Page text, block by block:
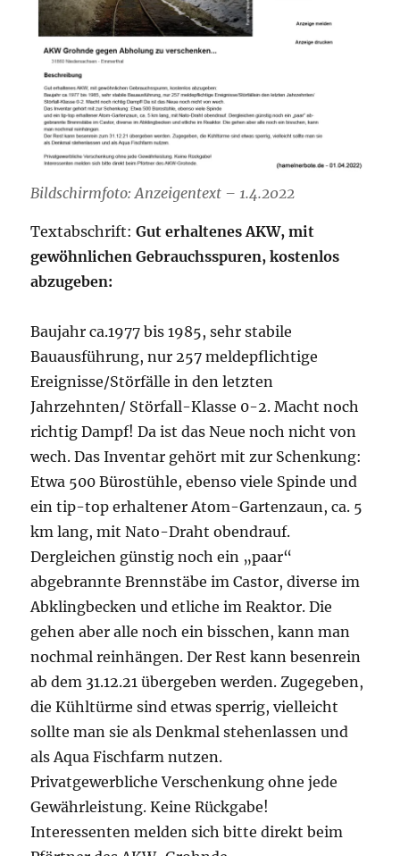
Bildschirmfoto: Anzeigentext – 1.4.2022
Textabschrift:Gut erhaltenes AKW, mit
gewöhnlichen Gebrauchsspuren, kostenlos
abzugeben:
Baujahr ca.1977 bis 1985, sehr stabile
Bauausführung, nur 257 meldepflichtige
Ereignisse/Störfälle in den letzten
Jahrzehnten/ Störfall-Klasse 0-2. Macht noch
richtig Dampf! Da ist das Neue noch nicht von
wech. Das Inventar gehört mit zur Schenkung:
Etwa 500 Bürostühle, ebenso viele Spinde und
ein tip-top erhaltener Atom-Gartenzaun, ca. 5
km lang, mit Nato-Draht obendrauf.
Dergleichen günstig noch ein „paar“
abgebrannte Brennstäbe im Castor, diverse im
Abklingbecken und etliche im Reaktor. Die
gehen aber alle noch ein bisschen, kann man
nochmal reinhängen. Der Rest kann besenrein
ab dem 31.12.21 übergeben werden. Zugegeben,
die Kühltürme sind etwas sperrig, vielleicht
sollte man sie als Denkmal stehenlassen und
als Aqua Fischfarm nutzen.
Privatgewerbliche Verschenkung ohne jede
Gewährleistung. Keine Rückgabe!
Interessenten melden sich bitte direkt beim